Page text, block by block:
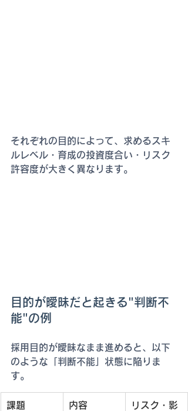
それぞれの目的によって、求めるスキ
ルレベル・育成の投資度合い・リスク
許容度が大きく異なります。
目的が曖昧だと起きる"判断不
能"の例
採用目的が曖昧なまま進めると、以下
のような「判断不能」状態に陥りま
す。
課題 内容
リスク・影